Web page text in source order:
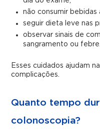
não consumir bebidas
seguir dieta leve nas
observar sinais de
sangramento ou febre.
Esses cuidados ajudam
complicações.
Quanto tempo
colonoscopia?